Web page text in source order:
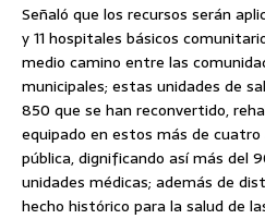
Señaló que los recursos serán
y 11 hospitales básicos
medio camino entre las
municipales; estas unidades de
850 que se han reconvertido,
equipado en estos más de
pública, dignificando así más del
unidades médicas; además de
hecho histórico para la salud de